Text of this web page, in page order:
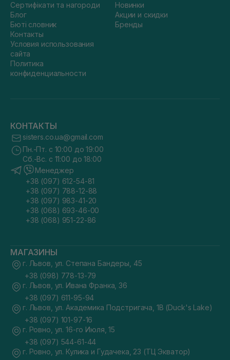
Сертифікати та нагороди
Блог
Бюті словник
Контакты
Условия использования
сайта
Политика
конфиденциальности
Новинки
Акции и скидки
Бренды
КОНТАКТЫ
sisters.co.ua@gmail.com
Пн.-Пт. с 10:00 до 19:00
Сб.-Вс. с 11:00 до 18:00
Менеджер
+38 (097) 612-54-81
+38 (097) 788-12-88
+38 (097) 983-41-20
+38 (068) 693-46-00
+38 (068) 951-22-86
МАГАЗИНЫ
г. Львов, ул. Степана Бандеры, 45
+38 (098) 778-13-79
г. Львов, ул. Ивана Франка, 36
+38 (097) 611-95-94
г. Львов, ул. Академика Подстригача, 1В (Duck's Lake)
+38 (097) 101-97-16
г. Ровно, ул. 16-го Июля, 15
+38 (097) 544-61-44
г. Ровно, ул. Кулика и Гудачека, 23 (ТЦ Экватор)